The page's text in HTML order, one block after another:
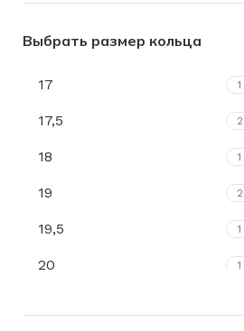
Выбрать размер кольца
17 1
17,5 2
18 1
19 2
19,5 1
20 1